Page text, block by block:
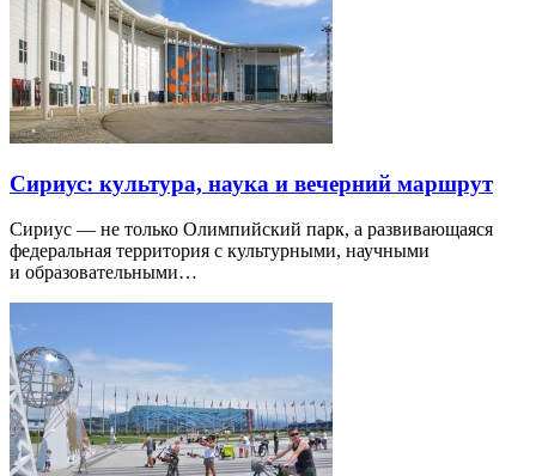
Сириус: культура, наука и вечерний маршрут
Сириус — не только Олимпийский парк, а развивающаяся
федеральная территория с культурными, научными
и образовательными…